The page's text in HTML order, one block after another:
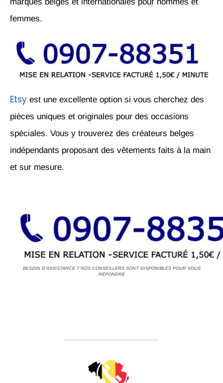
marques belges et internationales pour hommes et
femmes.
Etsy est une excellente option si vous cherchez des
pièces uniques et originales pour des occasions
spéciales. Vous y trouverez des créateurs belges
indépendants proposant des vêtements faits à la main
et sur mesure.
BESOIN D'ASSISTANCE ? NOS CONSEILLERS SONT DISPONIBLES POUR VOUS
RÉPONDRE